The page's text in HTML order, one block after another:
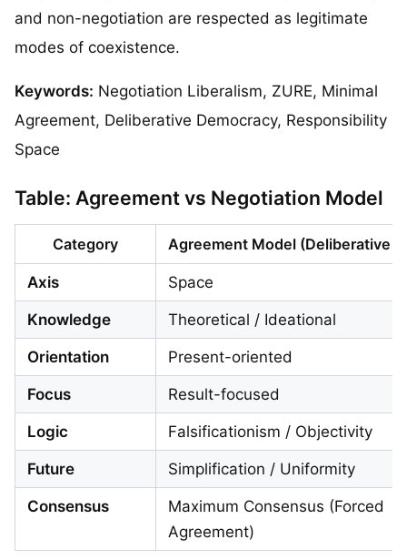
and non-negotiation are respected as legitimate
modes of coexistence.
Keywords: Negotiation Liberalism, ZURE, Minimal
Agreement, Deliberative Democracy, Responsibility
Space
Table: Agreement vs Negotiation Model
Category Agreement Model (Deliberative
Axis Space
Knowledge Theoretical / Ideational
Orientation Present-oriented
Focus Result-focused
Logic Falsificationism / Objectivity
Future Simplification / Uniformity
Consensus
Maximum Consensus (Forced
Agreement)